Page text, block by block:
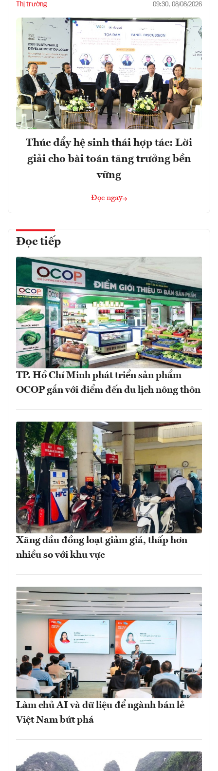
Thị trường 09:30, 08/08/2026
Thúc đẩy hệ sinh thái hợp tác: Lời
giải cho bài toán tăng trưởng bền
vững
Đọc ngay
Đọc tiếp
TP. Hồ Chí Minh phát triển sản phẩm
OCOP gắn với điểm đến du lịch nông thôn
Xăng dầu đồng loạt giảm giá, thấp hơn
nhiều so với khu vực
Làm chủ AI và dữ liệu để ngành bán lẻ
Việt Nam bứt phá